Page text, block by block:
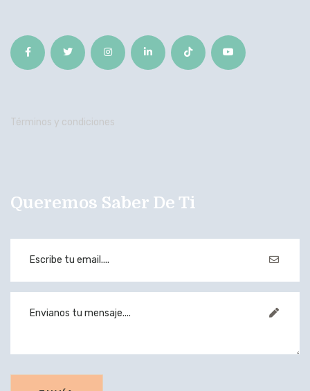
Términos y condiciones
Queremos Saber De Ti